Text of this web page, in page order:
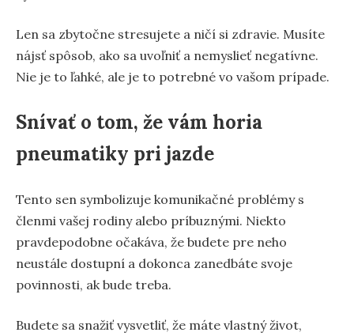
Len sa zbytočne stresujete a ničí si zdravie. Musíte
nájsť spôsob, ako sa uvoľniť a nemyslieť negatívne.
Nie je to ľahké, ale je to potrebné vo vašom prípade.
Snívať o tom, že vám horia
pneumatiky pri jazde
Tento sen symbolizuje komunikačné problémy s
členmi vašej rodiny alebo príbuznými. Niekto
pravdepodobne očakáva, že budete pre neho
neustále dostupní a dokonca zanedbáte svoje
povinnosti, ak bude treba.
Budete sa snažiť vysvetliť, že máte vlastný život,